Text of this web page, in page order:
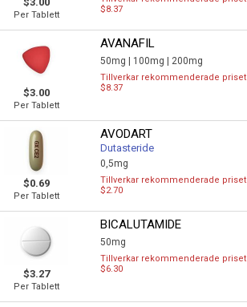
Per Tablett
$8.37
$3.00
Per Tablett
AVANAFIL
50mg | 100mg | 200mg
Tillverkar rekommenderade priset
$8.37
$0.69
Per Tablett
AVODART
Dutasteride
0,5mg
Tillverkar rekommenderade priset
$2.70
$3.27
Per Tablett
BICALUTAMIDE
50mg
Tillverkar rekommenderade priset
$6.30